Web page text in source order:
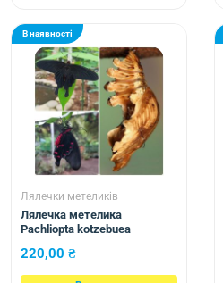
В наявності
Лялечки метеликів
Лялечка метелика
Pachliopta kotzebuea
220,00 ₴